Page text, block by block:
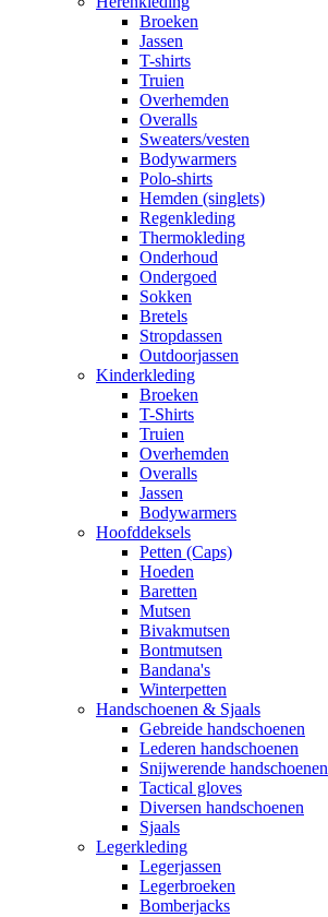
Broeken
Jassen
T-shirts
Truien
Overhemden
Overalls
Sweaters/vesten
Bodywarmers
Polo-shirts
Hemden (singlets)
Regenkleding
Thermokleding
Onderhoud
Ondergoed
Sokken
Bretels
Stropdassen
Outdoorjassen
Kinderkleding
Broeken
T-Shirts
Truien
Overhemden
Overalls
Jassen
Bodywarmers
Hoofddeksels
Petten (Caps)
Hoeden
Baretten
Mutsen
Bivakmutsen
Bontmutsen
Bandana's
Winterpetten
Handschoenen & Sjaals
Gebreide handschoenen
Lederen handschoenen
Snijwerende handschoenen
Tactical gloves
Diversen handschoenen
Sjaals
Legerkleding
Legerjassen
Legerbroeken
Bomberjacks